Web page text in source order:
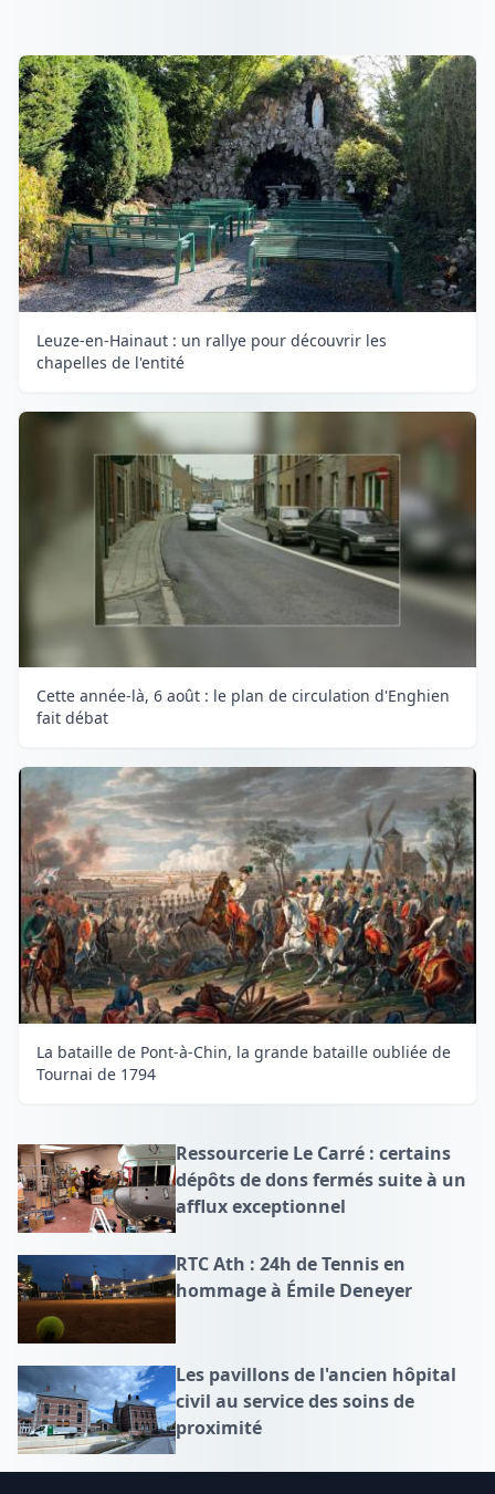
Leuze-en-Hainaut : un rallye pour découvrir les
chapelles de l'entité
Cette année-là, 6 août : le plan de circulation d'Enghien
fait débat
La bataille de Pont-à-Chin, la grande bataille oubliée de
Tournai de 1794
Ressourcerie Le Carré : certains
dépôts de dons fermés suite à un
afflux exceptionnel
RTC Ath : 24h de Tennis en
hommage à Émile Deneyer
Les pavillons de l'ancien hôpital
civil au service des soins de
proximité